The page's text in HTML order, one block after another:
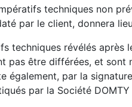
techniques non
par le client, donnera
techniques révélés après
pas être différées, et sont
également, par la
par la Société DOMTY